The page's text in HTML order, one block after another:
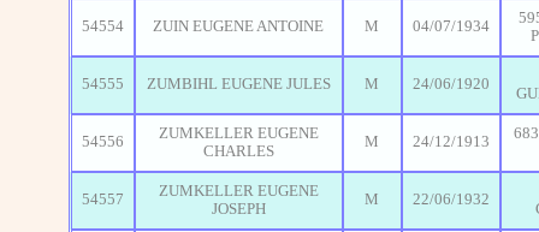
54554 ZUIN EUGENE ANTOINE M 04/07/1934
54555 ZUMBIHL EUGENE JULES M 24/06/1920
54556
ZUMKELLER EUGENE
CHARLES
M 24/12/1913
54557
ZUMKELLER EUGENE
JOSEPH
M 22/06/1932